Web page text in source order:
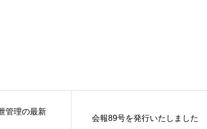
管理の最新
会報89号を発行いたしました